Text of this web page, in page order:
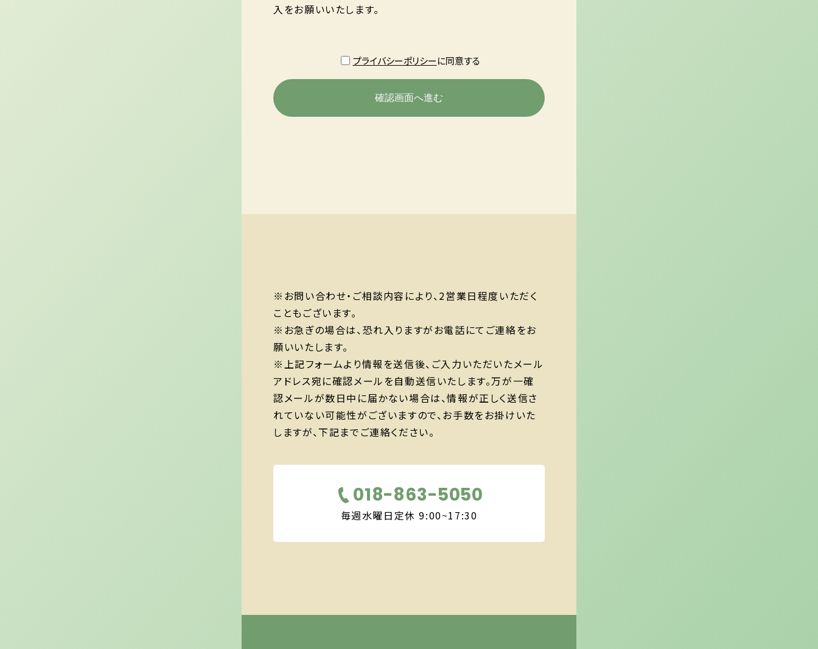
入をお願いいたします。
プライバシーポリシーに同意する
※お問い合わせ・ご相談内容により、2営業日程度いただく
こともございます。
※お急ぎの場合は、恐れ入りますがお電話にてご連絡をお
願いいたします。
※上記フォームより情報を送信後、ご入力いただいたメール
アドレス宛に確認メールを自動送信いたします。万が一確
認メールが数日中に届かない場合は、情報が正しく送信さ
れていない可能性がございますので、お手数をお掛けいた
しますが、下記までご連絡ください。
018-863-5050
毎週水曜日定休 9:00~17:30